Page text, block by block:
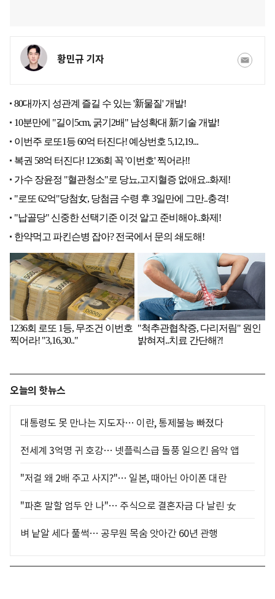
황민규 기자
오늘의 핫뉴스
대통령도 못 만나는 지도자… 이란, 통제불능 빠졌다
전세계 3억명 귀 호강… 넷플릭스급 돌풍 일으킨 음악 앱
"저걸 왜 2배 주고 사지?"… 일본, 때아닌 아이폰 대란
"파혼 말할 엄두 안 나"… 주식으로 결혼자금 다 날린 女
벼 낱알 세다 풀썩… 공무원 목숨 앗아간 60년 관행